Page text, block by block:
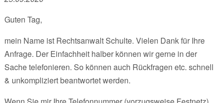
Guten Tag,
mein Name ist Rechtsanwalt Schulte. Vielen Dank für Ihre
Anfrage. Der Einfachheit halber können wir gerne in der
Sache telefonieren. So können auch Rückfragen etc. schnell
& unkompliziert beantwortet werden.